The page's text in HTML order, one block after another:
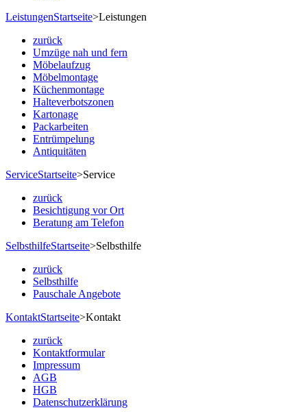
LeistungenStartseite>Leistungen
zurück
Umzüge nah und fern
Möbelaufzug
Möbelmontage
Küchenmontage
Halteverbotszonen
Kartonage
Packarbeiten
Entrümpelung
Antiquitäten
ServiceStartseite>Service
zurück
Besichtigung vor Ort
Beratung am Telefon
SelbsthilfeStartseite>Selbsthilfe
zurück
Selbsthilfe
Pauschale Angebote
KontaktStartseite>Kontakt
zurück
Kontaktformular
Impressum
AGB
HGB
Datenschutzerklärung